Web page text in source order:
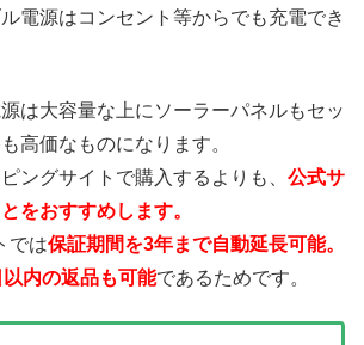
電源はコンセント等からでも充電でき
は大容量な上にソーラーパネルもセッ
高価なものになります。
ングサイトで購入するよりも、 公式サ
をおすすめします。
では保証期間を3年まで自動延長可能。
内の返品も可能であるためです。